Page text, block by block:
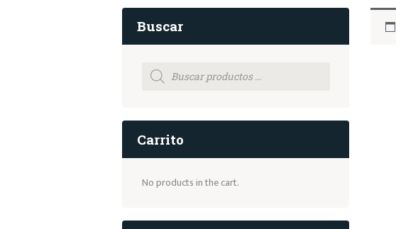
Buscar
Products
search
Carrito
No products in the cart.